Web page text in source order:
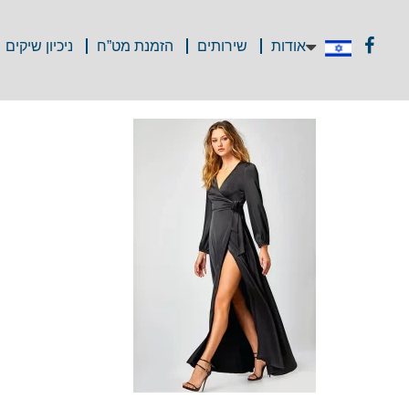
אודות שירותים הזמנת מט”ח ניכיון שיקים